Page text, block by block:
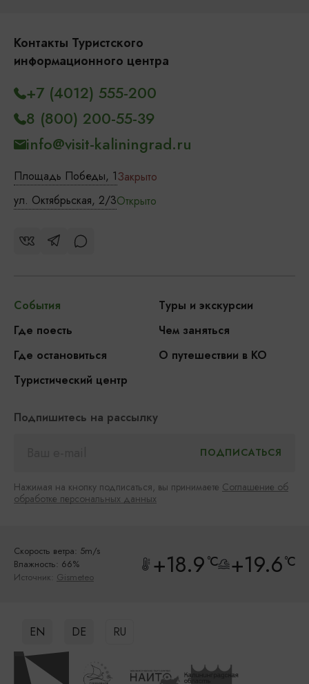
Контакты Туристского
информационного центра
Площадь Победы, 1Закрыто
ул. Октябрьская, 2/3Открыто
+7 (4012) 555-200
8 (800) 200-55-39
info@visit-kaliningrad.ru
События
Туры и экскурсии
Где поесть
Чем заняться
Где остановиться
О путешествии в КО
Туристический центр
Подпишитесь на рассылку
Нажимая на кнопку подписаться, вы принимаете Соглашение об
обработке персональных данных
Скорость ветра: 5m/s
Влажность: 66%
Источник: Gismeteo +18.9°C +19.6°C
EN DE RU